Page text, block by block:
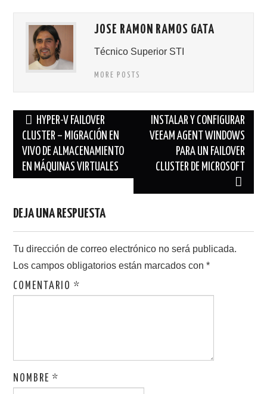
JOSE RAMON RAMOS GATA
Técnico Superior STI
MORE POSTS
Navegación
de
entradas
HYPER-V FAILOVER
CLUSTER – MIGRACIÓN EN
VIVO DE ALMACENAMIENTO
EN MÁQUINAS VIRTUALES
INSTALAR Y CONFIGURAR
VEEAM AGENT WINDOWS
PARA UN FAILOVER
CLUSTER DE MICROSOFT
DEJA UNA RESPUESTA
Tu dirección de correo electrónico no será publicada.
Los campos obligatorios están marcados con*
COMENTARIO*
NOMBRE*